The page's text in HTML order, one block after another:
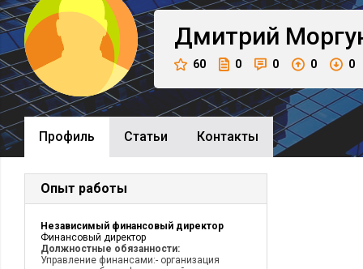
Дмитрий
60 0 0 0 0
Профиль Cтатьи Контакты
Опыт работы
Независимый финансовый директор
Финансовый директор
Должностные обязанности:
Управление финансами:- организация